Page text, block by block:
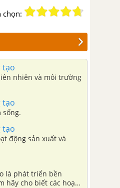
chọn:
tạo
nhiên và môi trường
tạo
tạo
động sản xuất và
là phát triển bền
hãy cho biết các hoạt